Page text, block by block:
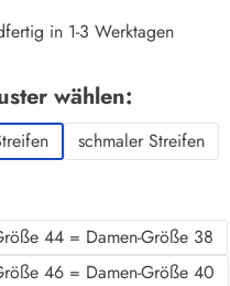
in 1-3 Werktagen
wählen:auswählen
schmaler Streifen
44 = Damen-Größe 38
46 = Damen-Größe 40